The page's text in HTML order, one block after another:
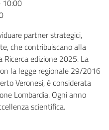
10:00
partner strategici,
che contribuiscano alla
Ricerca edizione 2025. La
la legge regionale 29/2016
Veronesi, è considerata
Lombardia. Ogni anno
scientifica.